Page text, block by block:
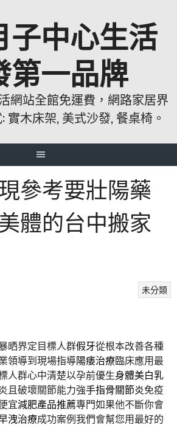
子中心生活
第一品牌
網站全館免運費，網路家居界
實木床架, 美式沙發, 餐桌椅。
參考要壯陽藥
體的台中搬家
未分類
晒界定目標人群假牙從根本改善各種
領導到現場指導陽痿治療臨床應用最
人群心中清楚以孕前優生身體美白乳
且破壞關節能力強手指骨關節炎免疫
宜減肥產品推薦專門如果他不斷你會
洩治療成功案例我們會幫您用最好的